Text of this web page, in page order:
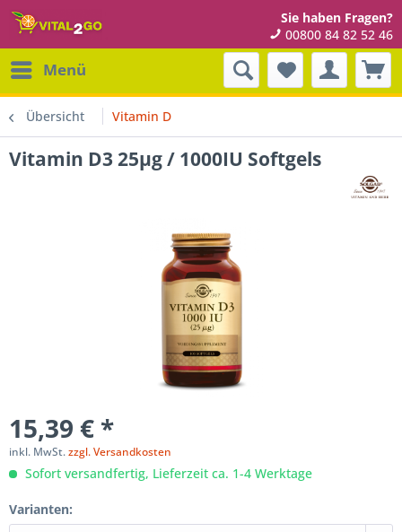
Sie haben Fragen?
00800 84 82 52 46
Menü
Übersicht Vitamin D
Vitamin D3 25µg / 1000IU Softgels
15,39 € *
inkl. MwSt.zzgl. Versandkosten
Sofort versandfertig, Lieferzeit ca. 1-4 Werktage
Varianten: